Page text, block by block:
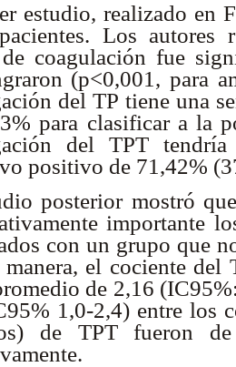
estudio, realizado en
Los autores
coagulación fue
(p<0,001, para
del TP tiene una
para clasificar a la
del TPT
positivo de 71,42%
posterior mostró
importante
con un grupo que
manera, el cociente
de 2,16
1,0-2,4) entre los
de TPT fueron